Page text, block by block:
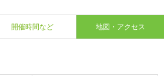
開催時間など 地図・アクセス